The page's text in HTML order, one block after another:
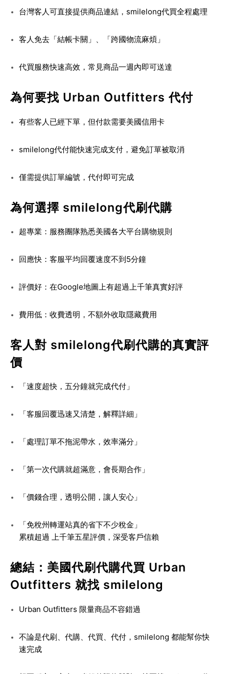
台灣客人可直接提供商品連結，smilelong代買全程處理
客人免去「結帳卡關」、「跨國物流麻煩」
代買服務快速高效，常見商品一週內即可送達
為何要找 Urban Outfitters 代付
有些客人已經下單，但付款需要美國信用卡
smilelong代付能快速完成支付，避免訂單被取消
僅需提供訂單編號，代付即可完成
為何選擇 smilelong代刷代購
超專業：服務團隊熟悉美國各大平台購物規則
回應快：客服平均回覆速度不到5分鐘
評價好：在Google地圖上有超過上千筆真實好評
費用低：收費透明，不額外收取隱藏費用
客人對 smilelong代刷代購的真實評
價
「速度超快，五分鐘就完成代付」
「客服回覆迅速又清楚，解釋詳細」
「處理訂單不拖泥帶水，效率滿分」
「第一次代購就超滿意，會長期合作」
「價錢合理，透明公開，讓人安心」
「免稅州轉運站真的省下不少稅金」
累積超過 上千筆五星評價，深受客戶信賴
總結：美國代刷代購代買 Urban
Outfitters 就找 smilelong
Urban Outfitters 限量商品不容錯過
不論是代刷、代購、代買、代付，smilelong 都能幫你快
速完成